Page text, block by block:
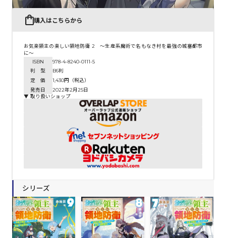
購入はこちらから
お気楽領主の楽しい領地防衛 2 ～生産系魔術で名もなき村を最強の城塞都市
に～
ISBN
978-4-8240-0111-5
判 型
B6判
定 価
1,430円（税込）
発売日
2022年2月25日
▼ 取り扱いショップ
シリーズ